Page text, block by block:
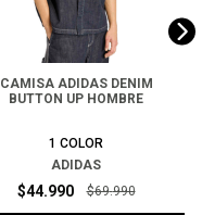
CAMISA ADIDAS DENIM
BUTTON UP HOMBRE
1 COLOR
ADIDAS
$44.990 $69.990